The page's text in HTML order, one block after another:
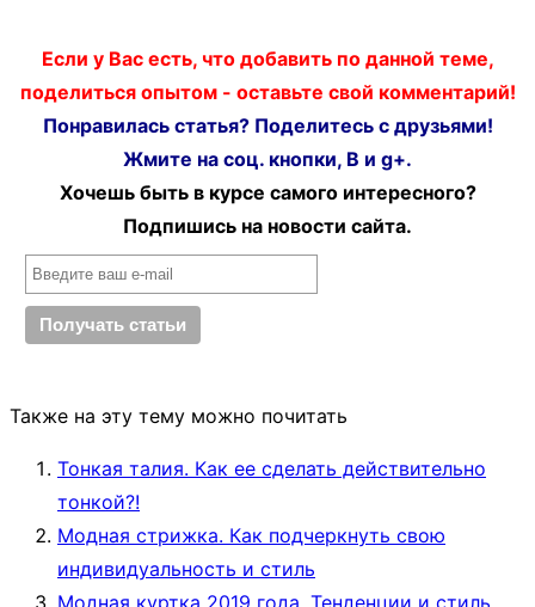
Если у Вас есть, что добавить по данной теме,
поделиться опытом - оставьте свой комментарий!
Понравилась статья? Поделитесь с друзьями!
Жмите на соц. кнопки, В и g+.
Хочешь быть в курсе самого интересного?
Подпишись на новости сайта.
Также на эту тему можно почитать
Тонкая талия. Как ее сделать действительно
тонкой?!
Модная стрижка. Как подчеркнуть свою
индивидуальность и стиль
Модная куртка 2019 года. Тенденции и стиль